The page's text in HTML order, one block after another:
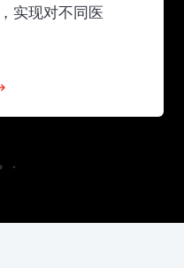
实现对不同医